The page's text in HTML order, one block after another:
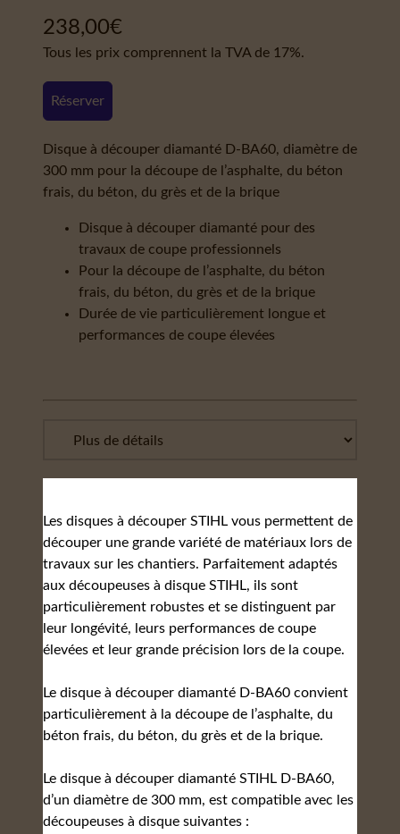
238,00€
Tous les prix comprennent la TVA de 17%.
Réserver
Disque à découper diamanté D-BA60, diamètre de
300 mm pour la découpe de l’asphalte, du béton
frais, du béton, du grès et de la brique
Disque à découper diamanté pour des
travaux de coupe professionnels
Pour la découpe de l’asphalte, du béton
frais, du béton, du grès et de la brique
Durée de vie particulièrement longue et
performances de coupe élevées
Les disques à découper STIHL vous permettent de
découper une grande variété de matériaux lors de
travaux sur les chantiers. Parfaitement adaptés
aux découpeuses à disque STIHL, ils sont
particulièrement robustes et se distinguent par
leur longévité, leurs performances de coupe
élevées et leur grande précision lors de la coupe.
Le disque à découper diamanté D-BA60 convient
particulièrement à la découpe de l’asphalte, du
béton frais, du béton, du grès et de la brique.
Le disque à découper diamanté STIHL D-BA60,
d’un diamètre de 300 mm, est compatible avec les
découpeuses à disque suivantes :